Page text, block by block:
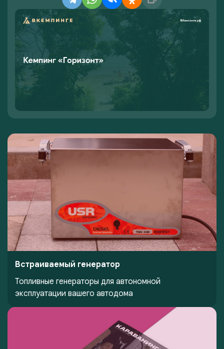
Встраиваемый генератор
Топливные генераторы для автономной
эксплуатации вашего автодома